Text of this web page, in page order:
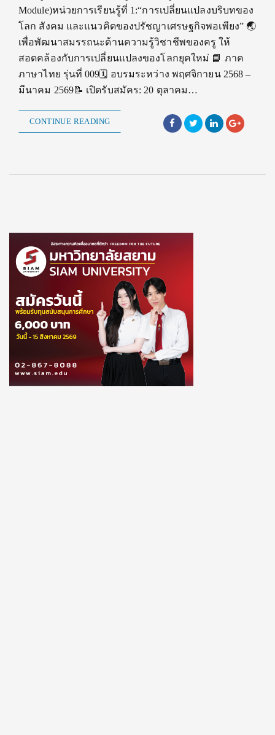
Module)หน่วยการเรียนรู้ที่ 1:“การเปลี่ยนแปลงบริบทของ
โลก สังคม และแนวคิดของปรัชญาเศรษฐกิจพอเพียง” 🌏
เพื่อพัฒนาสมรรถนะด้านความรู้วิชาชีพของครู ให้
สอดคล้องกับการเปลี่ยนแปลงของโลกยุคใหม่ 📘 ภาค
ภาษาไทย รุ่นที่ 009🗓️ อบรมระหว่าง พฤศจิกายน 2568 –
มีนาคม 2569📝 เปิดรับสมัคร: 20 ตุลาคม…
CONTINUE READING